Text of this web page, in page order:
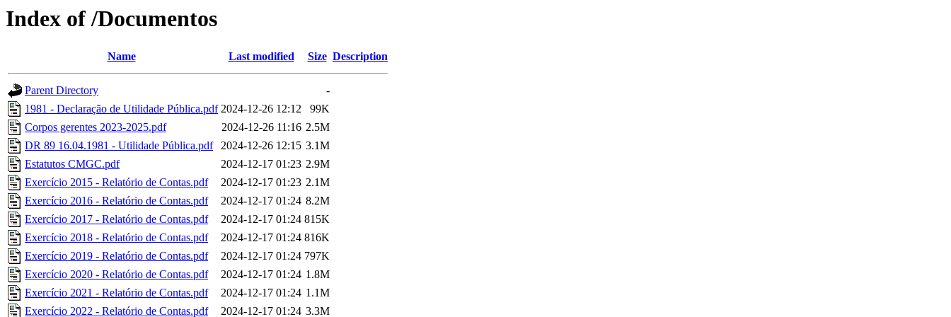
Index of /Documentos
Name Last modified Size Description
Parent Directory
-
1981 - Declaração de Utilidade Pública.pdf 2024-12-26 12:12
99K
Corpos gerentes 2023-2025.pdf
2024-12-26 11:16 2.5M
DR 89 16.04.1981 - Utilidade Pública.pdf
2024-12-26 12:15 3.1M
Estatutos CMGC.pdf
2024-12-17 01:23 2.9M
Exercício 2015 - Relatório de Contas.pdf
2024-12-17 01:23 2.1M
Exercício 2016 - Relatório de Contas.pdf
2024-12-17 01:24 8.2M
Exercício 2017 - Relatório de Contas.pdf
2024-12-17 01:24 815K
Exercício 2018 - Relatório de Contas.pdf
2024-12-17 01:24 816K
Exercício 2019 - Relatório de Contas.pdf
2024-12-17 01:24 797K
Exercício 2020 - Relatório de Contas.pdf
2024-12-17 01:24 1.8M
Exercício 2021 - Relatório de Contas.pdf
2024-12-17 01:24 1.1M
Exercício 2022 - Relatório de Contas.pdf
2024-12-17 01:24 3.3M